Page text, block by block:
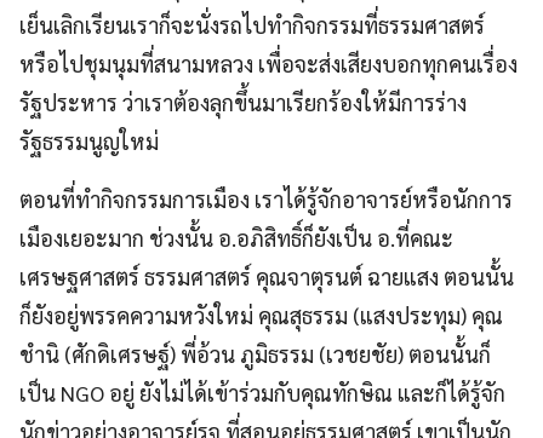
เย็นเลิกเรียนเราก็จะนั่งรถไปทำกิจกรรมที่ธรรมศาสตร์
หรือไปชุมนุมที่สนามหลวง เพื่อจะส่งเสียงบอกทุกคนเรื่อง
รัฐประหาร ว่าเราต้องลุกขึ้นมาเรียกร้องให้มีการร่าง
รัฐธรรมนูญใหม่
ตอนที่ทำกิจกรรมการเมือง เราได้รู้จักอาจารย์หรือนักการ
เมืองเยอะมาก ช่วงนั้น อ.อภิสิทธิ์ก็ยังเป็น อ.ที่คณะ
เศรษฐศาสตร์ ธรรมศาสตร์ คุณจาตุรนต์ ฉายแสง ตอนนั้น
ก็ยังอยู่พรรคความหวังใหม่ คุณสุธรรม (แสงประทุม) คุณ
ชำนิ (ศักดิเศรษฐ์) พี่อ้วน ภูมิธรรม (เวชยชัย) ตอนนั้นก็
เป็น NGO อยู่ ยังไม่ได้เข้าร่วมกับคุณทักษิณ และก็ได้รู้จัก
นักข่าวอย่างอาจารย์รุจ ที่สอนอยู่ธรรมศาสตร์ เขาเป็นนัก